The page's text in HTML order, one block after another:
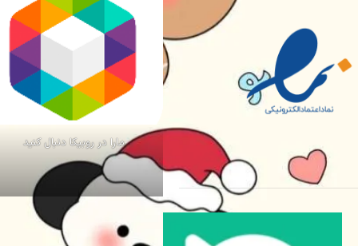
مارا در روبیکا دنبال کنید